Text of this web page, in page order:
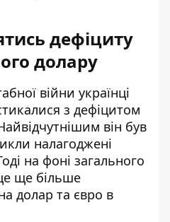
дефіциту
долару
війни українці
з дефіцитом
він був
налагоджені
на фоні загального
ще більше
долар та євро в